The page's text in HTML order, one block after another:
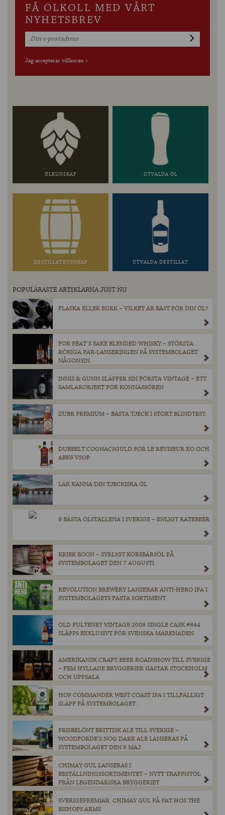
FÅ ÖLKOLL MED VÅRT
NYHETSBREV
Jag accepterar villkoren »
ÖLKUNSKAP UTVALDA ÖL
DESTILLATKUNSKAP UTVALDA DESTILLAT
POPULÄRASTE ARTIKLARNA JUST NU
FLASKA ELLER BURK – VILKET ÄR BÄST FÖR DIN ÖL?
FOR PEAT´S SAKE BLENDED WHISKY – STÖRSTA
RÖKIGA PAR-LANSERINGEN PÅ SYSTEMBOLAGET
NÅGONSIN.
INNIS & GUNN SLÄPPER SIN FÖRSTA VINTAGE – ETT
SAMLAROBJEKT FÖR KONNÄSSÖREN
ZUBR PREMIUM – BÄSTA TJECK I STORT BLINDTEST.
DUBBELT COGNACSGULD FÖR LE REVISEUR XO OCH
ABK6 VSOP
LÄR KÄNNA DIN TJECKISKA ÖL
9 BÄSTA ÖLSTÄLLENA I SVERIGE – ENLIGT RATEBEER
KRIEK BOON – SYRLIGT KÖRSBÄRSÖL PÅ
SYSTEMBOLAGET DEN 7 AUGUSTI.
REVOLUTION BREWERY LANSERAR ANTI-HERO IPA I
SYSTEMBOLAGETS FASTA SORTIMENT.
OLD PULTENEY VINTAGE 2008 SINGLE CASK #844
SLÄPPS EXKLUSIVT FÖR SVENSKA MARKNADEN
AMERIKANSK CRAFT BEER ROADSHOW TILL SVERIGE
– FEM HYLLADE BRYGGERIER GÄSTAR STOCKHOLM
OCH UPPSALA
HOP COMMANDER WEST COAST IPA I TILLFÄLLIGT
SLÄPP PÅ SYSTEMBOLAGET.
PRISBELÖNT BRITTISK ALE TILL SVERIGE –
WOODFORDE’S NOG DARK ALE LANSERAS PÅ
SYSTEMBOLAGET DEN 8 MAJ.
CHIMAY GUL LANSERAS I
BESTÄLLNINGSSORTIMENTET – NYTT TRAPPISTÖL
FRÅN LEGENDARISKA BRYGGERIET
SVERIGEPREMIÄR: CHIMAY GUL PÅ FAT HOS THE
BISHOPS ARMS